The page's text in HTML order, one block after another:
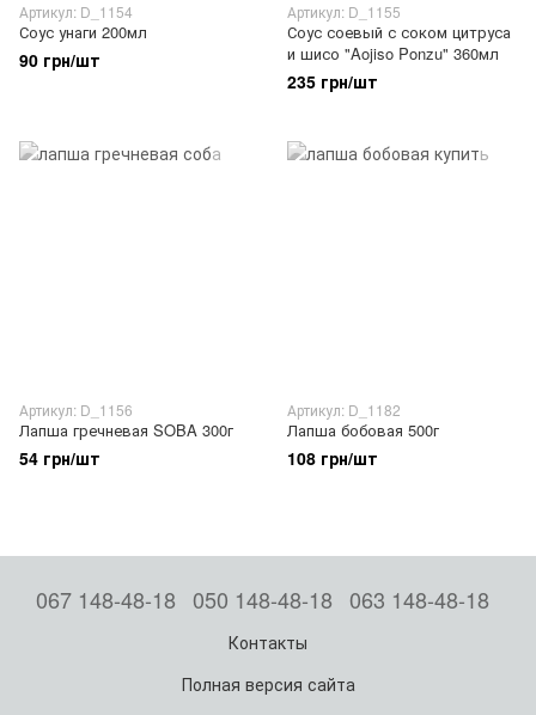
Артикул: D_1154
Соус унаги 200мл
90 грн/шт
Артикул: D_1155
Соус соевый с соком цитруса
и шисо "Aojiso Ponzu" 360мл
235 грн/шт
Артикул: D_1156
Лапша гречневая SOBA 300г
54 грн/шт
Артикул: D_1182
Лапша бобовая 500г
108 грн/шт
067 148-48-18 050 148-48-18 063 148-48-18
Контакты
Полная версия сайта